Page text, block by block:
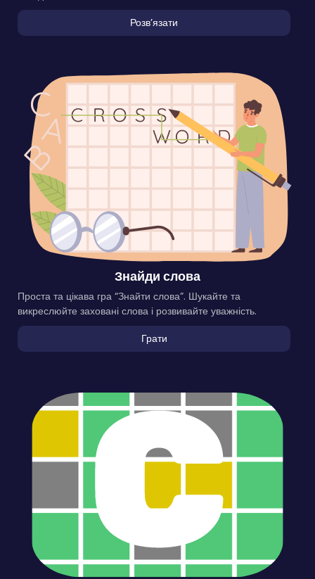
Розвʼязати
Знайди слова
Проста та цікава гра “Знайти слова”. Шукайте та
викреслюйте заховані слова і розвивайте уважність.
Грати